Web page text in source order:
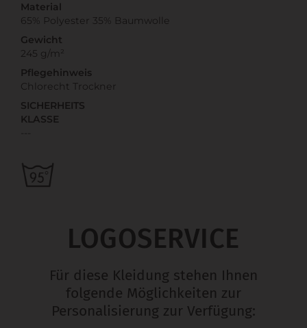
Material
65% Polyester 35% Baumwolle
Gewicht
245 g/m²
Pflegehinweis
Chlorecht Trockner
SICHERHEITS
KLASSE
LOGOSERVICE
Für diese Kleidung stehen Ihnen
folgende Möglichkeiten zur
Personalisierung zur Verfügung: